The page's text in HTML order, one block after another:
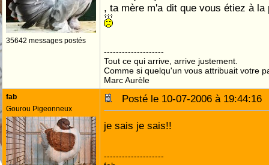
35642 messages postés
, ta mère m'a dit que vous étiez à
--------------------
Tout ce qui arrive, arrive justement.
Comme si quelqu'un vous attribuait votre
Marc Aurèle
fab
Gourou Pigeonneux
Posté le 10-07-2006 à
je sais je sais!!
--------------------